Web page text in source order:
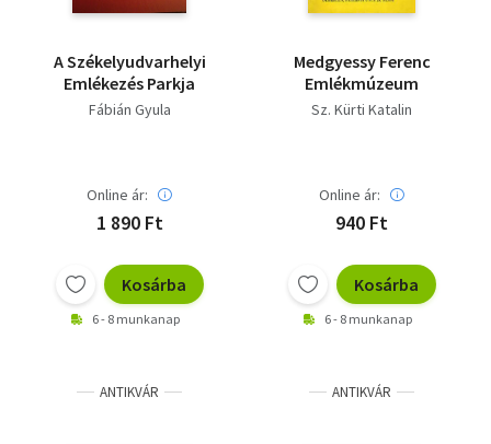
A Székelyudvarhelyi
Emlékezés Parkja
Fábián Gyula
Online ár:
1 890 Ft
Kosárba
6 - 8 munkanap
Medgyessy Ferenc
Emlékmúzeum
Sz. Kürti Katalin
Online ár:
940 Ft
Kosárba
6 - 8 munkanap
ANTIKVÁR ANTIKVÁR